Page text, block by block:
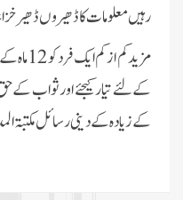
رہیں معلومات کا ڈھیروں ڈھیر
مزید کم
کے لئے تیار کیجئے اور ثواب کے
کے زیادہ کے دینی رسائل مکتبۃ